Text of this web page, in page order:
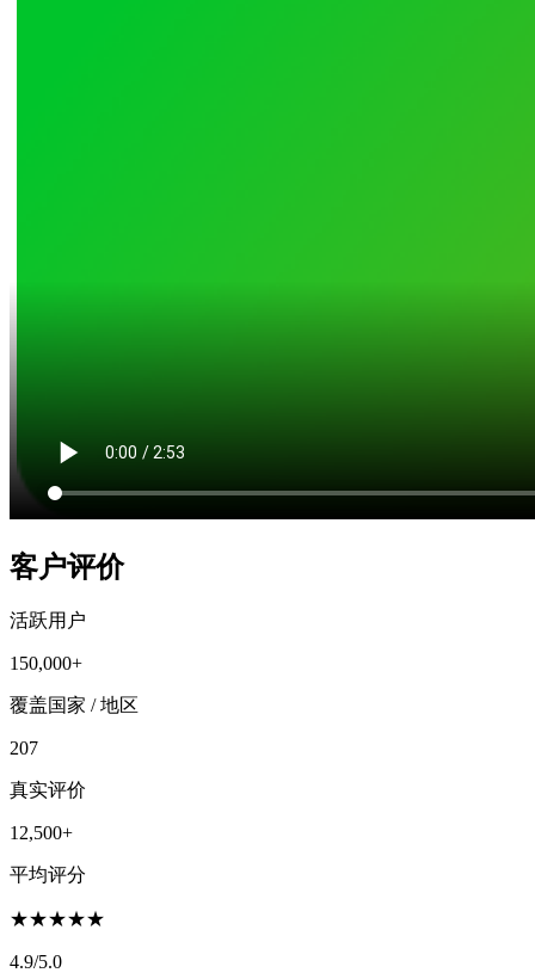
客户评价
活跃用户
150,000+
覆盖国家 / 地区
207
真实评价
12,500+
平均评分
★★★★★
4.9/5.0